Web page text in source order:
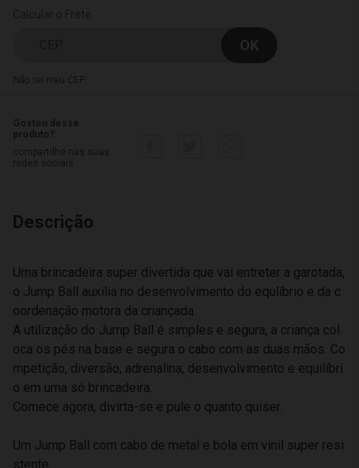
Não sei meu CEP
Descrição
Uma brincadeira super divertida que vai entreter a garotada,
o Jump Ball auxilia no desenvolvimento do equlíbrio e da c
oordenação motora da criançada.
A utilização do Jump Ball é simples e segura, a criança col
oca os pés na base e segura o cabo com as duas mãos. Co
mpetição, diversão, adrenalina, desenvolvimento e equilíbri
o em uma só brincadeira.
Comece agora, divirta-se e pule o quanto quiser.
Um Jump Ball com cabo de metal e bola em vinil super resi
stente.